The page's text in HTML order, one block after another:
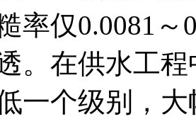
率仅0.0081
。在供水工
一个级别，